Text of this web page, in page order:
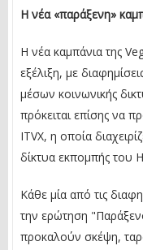
Η νέα «παράξενη»
Η νέα καμπάνια της
εξέλιξη, με
μέσων κοινωνικής
πρόκειται επίσης να
ITVX, η οποία
δίκτυα εκπομπής του
Κάθε μία από τις
την ερώτηση
προκαλούν σκέψη,